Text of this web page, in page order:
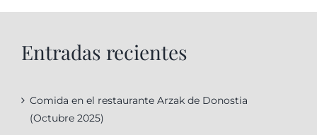
Entradas recientes
Comida en el restaurante Arzak de Donostia
(Octubre 2025)